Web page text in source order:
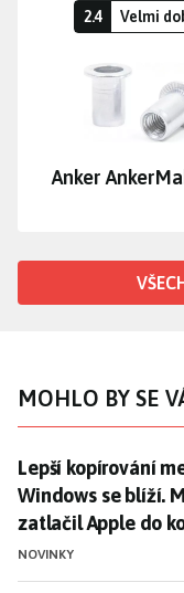
2.4 Velmi
Anker
MOHLO BY SE
Lepší kopírování
Lepší kopírování
Windows se blíží.
zatlačil Apple do
NOVINKY